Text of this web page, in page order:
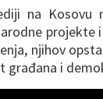
na
njihov
građana i